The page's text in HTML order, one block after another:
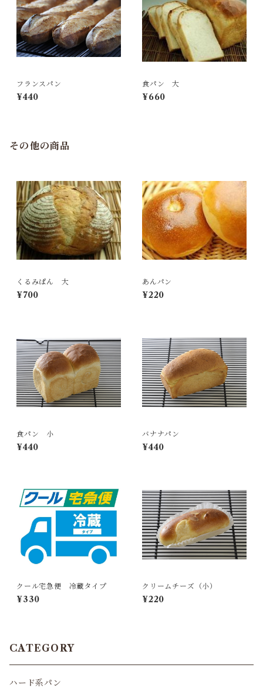
フランスパン
¥440
食パン 大
¥660
その他の商品
くるみぱん 大
¥700
あんパン
¥220
食パン 小
¥440
バナナパン
¥440
クール宅急便 冷蔵タイプ
¥330
クリームチーズ（小）
¥220
CATEGORY
ハード系パン